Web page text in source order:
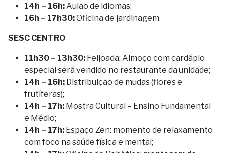
14h – 16h: Aulão de idiomas;
16h – 17h30:Oficina de jardinagem.
SESC CENTRO
11h30 – 13h30: Feijoada: Almoço com cardápio
especial será vendido no restaurante da unidade;
14h – 16h: Distribuição de mudas (flores e
frutíferas);
14h – 17h: Mostra Cultural – Ensino Fundamental
e Médio;
14h – 17h: Espaço Zen: momento de relaxamento
com foco na saúde física e mental;